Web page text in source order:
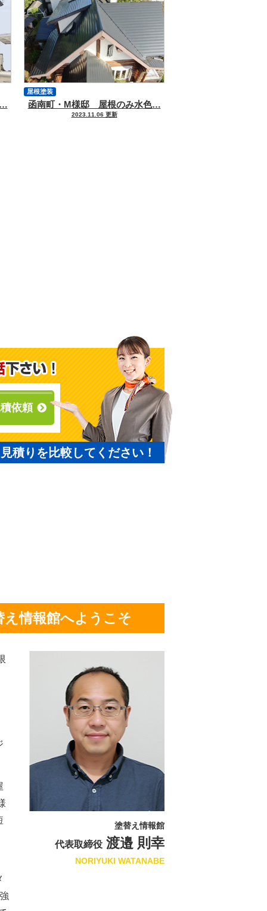
函南町・M様邸 屋根のみ水色…
2023.11.06 更新
屋根塗装
依頼
積りを比較してください！
え情報館へようこそ
塗替え情報館
代表取締役 渡邉 則幸
NORIYUKI WATANABE